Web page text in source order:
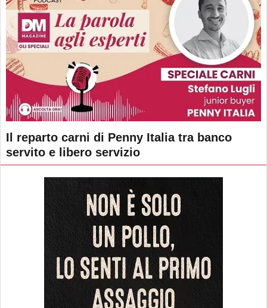
Il reparto carni di Penny Italia tra banco
servito e libero servizio